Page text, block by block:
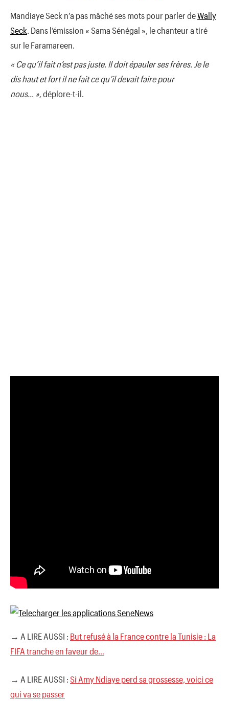
Mandiaye Seck n’a pas mâché ses mots pour parler deWally
Seck . Dans l’émission « Sama Sénégal », le chanteur a tiré
sur le Faramareen.
« Ce qu’il fait n’est pas juste. Il doit épauler ses frères. Je le
dis haut et fort il ne fait ce qu’il devait faire pour
nous… »,déplore-t-il.
→ A LIRE AUSSI : But refusé à la France contre la Tunisie : La
FIFA tranche en faveur de…
→ A LIRE AUSSI : Si Amy Ndiaye perd sa grossesse, voici ce
qui va se passer